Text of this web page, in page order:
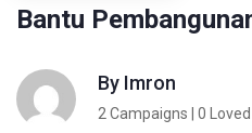
Bantu
By Imron
2 Campaigns | 0